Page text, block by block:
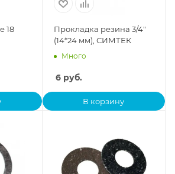
18
Прокладка резина 3/4"
(14*24 мм), СИМТЕК
Много
6руб.
В корзину